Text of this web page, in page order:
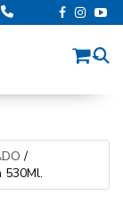
/
530Ml.